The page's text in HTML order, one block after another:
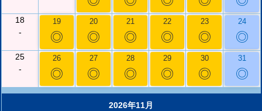
18
-
19
◎
20
◎
21
◎
22
◎
23
◎
24
◎
25
-
26
◎
27
◎
28
◎
29
◎
30
◎
31
◎
2026年11月